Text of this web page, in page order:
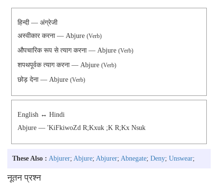
हिन्दी — अंग्रेजी
अस्वीकार करना — Abjure (Verb)
औपचारिक रूप से त्याग करना — Abjure (Verb)
शपथपूर्वक त्याग करना — Abjure (Verb)
छोड़ देना — Abjure (Verb)
English ↔ Hindi
Abjure — 'kiFkiwoZd R;kxuk ;k R;kx Nsuk
These Also : Abjurer; Abjure; Abjurer; Abnegate; Deny; Unswear;
नूतन प्रश्न